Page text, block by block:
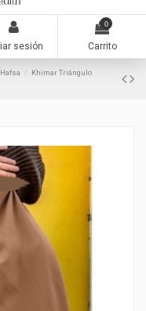
sesión
0
Carrito
Khimar Triángulo